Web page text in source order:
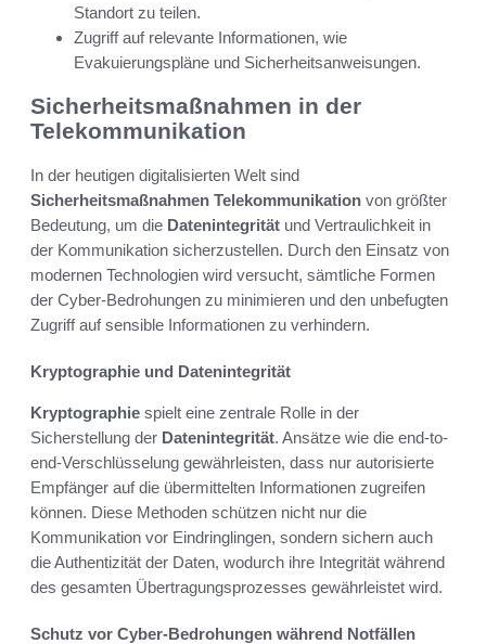
Standort zu teilen.
Zugriff auf relevante Informationen, wie
Evakuierungspläne und Sicherheitsanweisungen.
Sicherheitsmaßnahmen in der
Telekommunikation
In der heutigen digitalisierten Welt sind
Sicherheitsmaßnahmen Telekommunikation von größter
Bedeutung, um die Datenintegrität und Vertraulichkeit in
der Kommunikation sicherzustellen. Durch den Einsatz von
modernen Technologien wird versucht, sämtliche Formen
der Cyber-Bedrohungen zu minimieren und den unbefugten
Zugriff auf sensible Informationen zu verhindern.
Kryptographie und Datenintegrität
Kryptographie spielt eine zentrale Rolle in der
Sicherstellung der Datenintegrität. Ansätze wie die end-to-
end-Verschlüsselung gewährleisten, dass nur autorisierte
Empfänger auf die übermittelten Informationen zugreifen
können. Diese Methoden schützen nicht nur die
Kommunikation vor Eindringlingen, sondern sichern auch
die Authentizität der Daten, wodurch ihre Integrität während
des gesamten Übertragungsprozesses gewährleistet wird.
Schutz vor Cyber-Bedrohungen während Notfällen